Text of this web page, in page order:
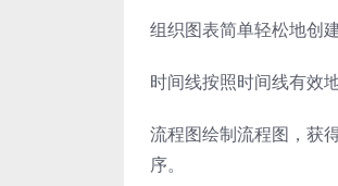
组织图表简单轻松地创
时间线按照时间线有效
流程图绘制流程图，获
序。